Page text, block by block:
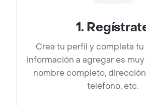
1.
Crea tu perfil y completa tu
información a agregar es
nombre completo,
teléfono, etc.